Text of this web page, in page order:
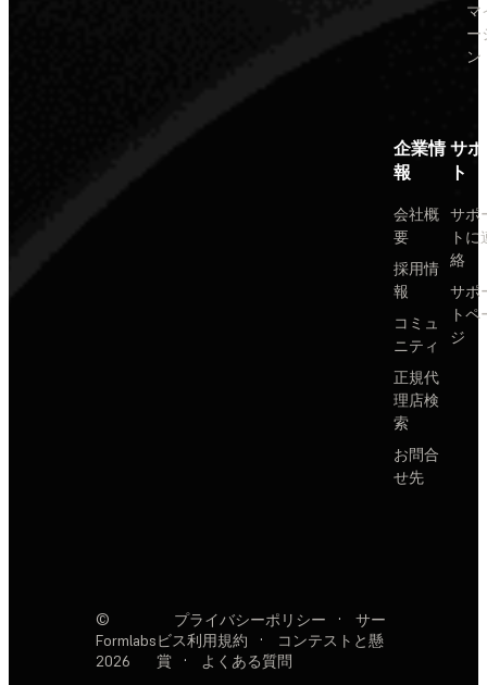
マ
ー
ン
企業情
報
会社概
要
採用情
報
コミュ
ニティ
正規代
理店検
索
お問合
せ先
サ
ト
サポ
トに
絡
サポ
トペ
ジ
©
Formlabs
2026
プライバシーポリシー ·
サー
ビス利用規約
·
コンテストと懸
賞
· よくある質問